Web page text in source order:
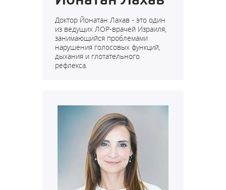
Доктор Йонатан Лахав - это один
из ведущих ЛОР-врачей Израиля,
занимающийся проблемами
нарушения голосовых функций,
дыхания и глотательного
рефлекса.